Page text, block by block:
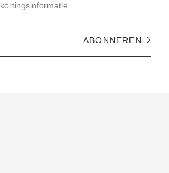
kortingsinformatie.
ABONNEREN